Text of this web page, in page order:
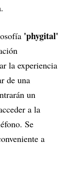
'phygital'
la experiencia
de una
un
a la
Se
a